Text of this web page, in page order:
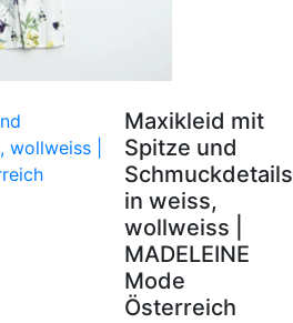
Maxikleid mit
Spitze und
Schmuckdetails
in weiss,
wollweiss |
MADELEINE
Mode
Österreich